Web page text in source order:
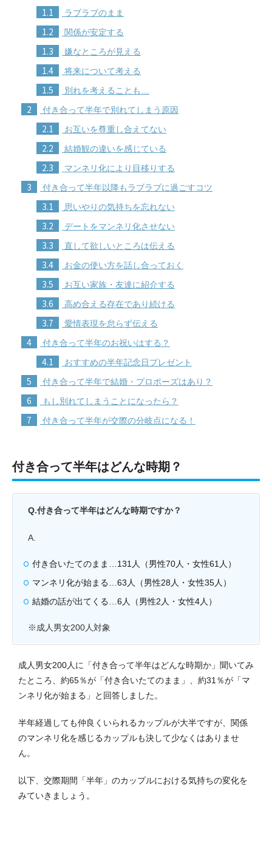
1.1 ラブラブのまま
1.2 関係が安定する
1.3 嫌なところが見える
1.4 将来について考える
1.5 別れを考えることも…
2 付き合って半年で別れてしまう原因
2.1 お互いを尊重し合えてない
2.2 結婚観の違いを感じている
2.3 マンネリ化により目移りする
3 付き合って半年以降もラブラブに過ごすコツ
3.1 思いやりの気持ちを忘れない
3.2 デートをマンネリ化させない
3.3 直して欲しいところは伝える
3.4 お金の使い方を話し合っておく
3.5 お互い家族・友達に紹介する
3.6 高め合える存在であり続ける
3.7 愛情表現を怠らず伝える
4 付き合って半年のお祝いはする？
4.1 おすすめの半年記念日プレゼント
5 付き合って半年で結婚・プロポーズはあり？
6 もし別れてしまうことになったら？
7 付き合って半年が交際の分岐点になる！
付き合って半年はどんな時期？
Q.付き合って半年はどんな時期ですか？
A.
付き合いたてのまま…131人（男性70人・女性61人）
マンネリ化が始まる…63人（男性28人・女性35人）
結婚の話が出てくる…6人（男性2人・女性4人）
※成人男女200人対象
成人男女200人に「付き合って半年はどんな時期か」聞いてみ
たところ、約65％が「付き合いたてのまま」、約31％が「マ
ンネリ化が始まる」と回答しました。
半年経過しても仲良くいられるカップルが大半ですが、関係
のマンネリ化を感じるカップルも決して少なくはありませ
ん。
以下、交際期間「半年」のカップルにおける気持ちの変化を
みていきましょう。